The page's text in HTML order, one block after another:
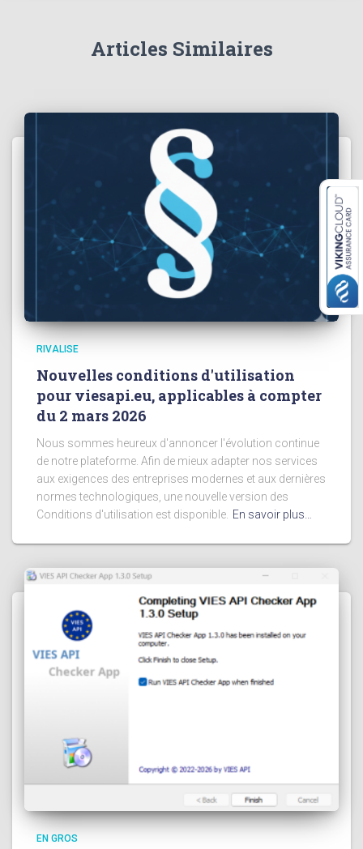
Articles Similaires
RIVALISE
Nouvelles conditions d'utilisation
pour viesapi.eu, applicables à compter
du 2 mars 2026
Nous sommes heureux d'annoncer l'évolution continue
de notre plateforme. Afin de mieux adapter nos services
aux exigences des entreprises modernes et aux dernières
normes technologiques, une nouvelle version des
Conditions d'utilisation est disponible. En savoir plus…
EN GROS